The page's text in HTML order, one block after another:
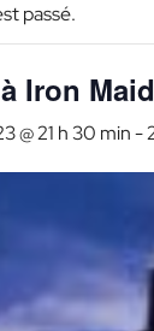
passé.
Iron
@ 21 h 30 min-